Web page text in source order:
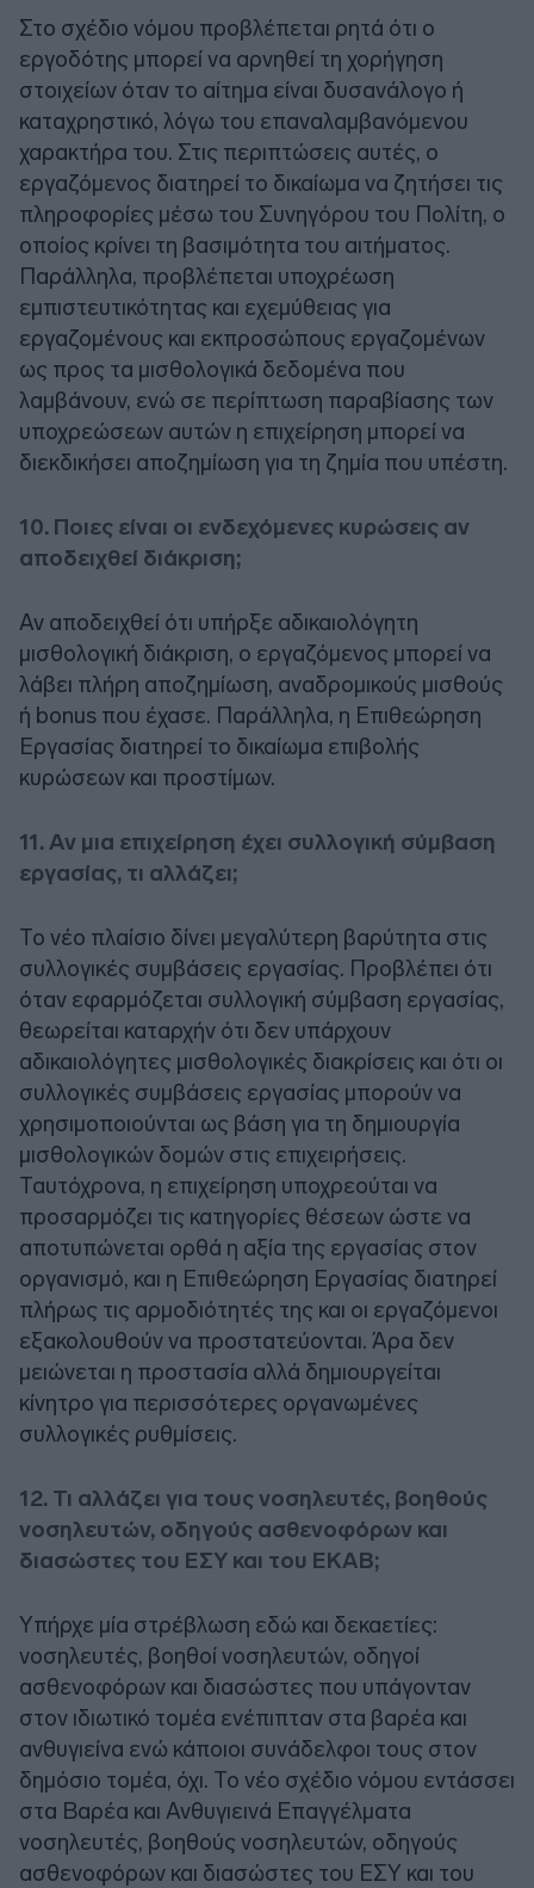
Στο σχέδιο νόμου προβλέπεται ρητά ότι ο
εργοδότης μπορεί να αρνηθεί τη χορήγηση
στοιχείων όταν το αίτημα είναι δυσανάλογο ή
καταχρηστικό, λόγω του επαναλαμβανόμενου
χαρακτήρα του. Στις περιπτώσεις αυτές, ο
εργαζόμενος διατηρεί το δικαίωμα να ζητήσει τις
πληροφορίες μέσω του Συνηγόρου του Πολίτη, ο
οποίος κρίνει τη βασιμότητα του αιτήματος.
Παράλληλα, προβλέπεται υποχρέωση
εμπιστευτικότητας και εχεμύθειας για
εργαζομένους και εκπροσώπους εργαζομένων
ως προς τα μισθολογικά δεδομένα που
λαμβάνουν, ενώ σε περίπτωση παραβίασης των
υποχρεώσεων αυτών η επιχείρηση μπορεί να
διεκδικήσει αποζημίωση για τη ζημία που υπέστη.
10. Ποιες είναι οι ενδεχόμενες κυρώσεις αν
αποδειχθεί διάκριση;
Αν αποδειχθεί ότι υπήρξε αδικαιολόγητη
μισθολογική διάκριση, ο εργαζόμενος μπορεί να
λάβει πλήρη αποζημίωση, αναδρομικούς μισθούς
ή bonus που έχασε. Παράλληλα, η Επιθεώρηση
Εργασίας διατηρεί το δικαίωμα επιβολής
κυρώσεων και προστίμων.
11. Αν μια επιχείρηση έχει συλλογική σύμβαση
εργασίας, τι αλλάζει;
Το νέο πλαίσιο δίνει μεγαλύτερη βαρύτητα στις
συλλογικές συμβάσεις εργασίας. Προβλέπει ότι
όταν εφαρμόζεται συλλογική σύμβαση εργασίας,
θεωρείται καταρχήν ότι δεν υπάρχουν
αδικαιολόγητες μισθολογικές διακρίσεις και ότι οι
συλλογικές συμβάσεις εργασίας μπορούν να
χρησιμοποιούνται ως βάση για τη δημιουργία
μισθολογικών δομών στις επιχειρήσεις.
Ταυτόχρονα, η επιχείρηση υποχρεούται να
προσαρμόζει τις κατηγορίες θέσεων ώστε να
αποτυπώνεται ορθά η αξία της εργασίας στον
οργανισμό, και η Επιθεώρηση Εργασίας διατηρεί
πλήρως τις αρμοδιότητές της και οι εργαζόμενοι
εξακολουθούν να προστατεύονται. Άρα δεν
μειώνεται η προστασία αλλά δημιουργείται
κίνητρο για περισσότερες οργανωμένες
συλλογικές ρυθμίσεις.
12. Τι αλλάζει για τους νοσηλευτές, βοηθούς
νοσηλευτών, οδηγούς ασθενοφόρων και
διασώστες του ΕΣΥ και του ΕΚΑΒ;
Υπήρχε μία στρέβλωση εδώ και δεκαετίες:
νοσηλευτές, βοηθοί νοσηλευτών, οδηγοί
ασθενοφόρων και διασώστες που υπάγονταν
στον ιδιωτικό τομέα ενέπιπταν στα βαρέα και
ανθυγιείνα ενώ κάποιοι συνάδελφοι τους στον
δημόσιο τομέα, όχι. Το νέο σχέδιο νόμου εντάσσει
στα Βαρέα και Ανθυγιεινά Επαγγέλματα
νοσηλευτές, βοηθούς νοσηλευτών, οδηγούς
ασθενοφόρων και διασώστες του ΕΣΥ και του